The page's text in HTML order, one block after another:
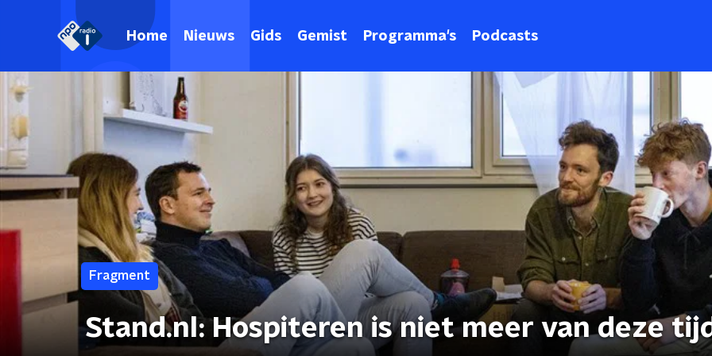
Home Nieuws Gids Gemist Programma's Podcasts
Fragment
Stand.nl: Hospiteren is niet meer van deze